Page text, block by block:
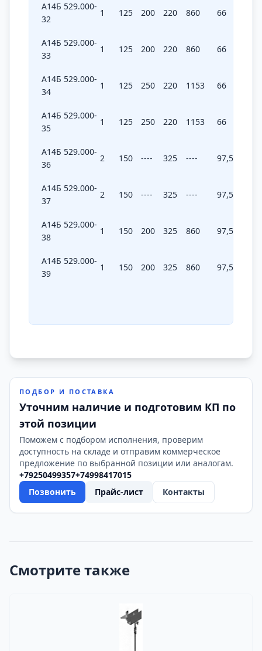
А14Б 529.000-
32
1 125 200 220 860 66
А14Б 529.000-
33
1 125 200 220 860 66
А14Б 529.000-
34
1 125 250 220 1153 66
А14Б 529.000-
35
1 125 250 220 1153 66
А14Б 529.000-
36
2 150 ---- 325 ---- 97,5
А14Б 529.000-
37
2 150 ---- 325 ---- 97,5
А14Б 529.000-
38
1 150 200 325 860 97,5
А14Б 529.000-
39
1 150 200 325 860 97,5
ПОДБОР И ПОСТАВКА
Уточним наличие и подготовим КП по
этой позиции
Поможем с подбором исполнения, проверим
доступность на складе и отправим коммерческое
предложение по выбранной позиции или аналогам.
+79250499357+74998417015
Позвонить
Прайс-лист Контакты
Смотрите также